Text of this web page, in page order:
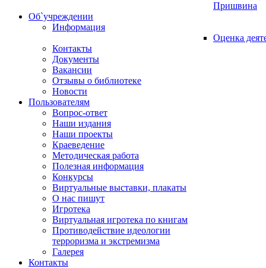
Пришвина
Об`учреждении
Информация
Оценка
Контакты
Документы
Вакансии
Отзывы о библиотеке
Новости
Пользователям
Вопрос-ответ
Наши издания
Наши проекты
Краеведение
Методическая работа
Полезная информация
Конкурсы
Виртуальные выставки, плакаты
О нас пишут
Игротека
Виртуальная игротека по книгам
Противодействие идеологии
терроризма и экстремизма
Галерея
Контакты